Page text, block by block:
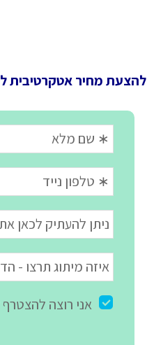
להצעת מחיר אטקרטיבית ל